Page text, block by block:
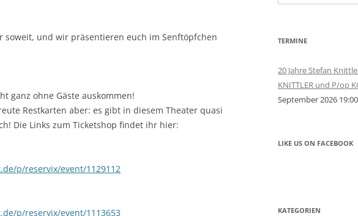
soweit, und wir präsentieren euch im Senftöpfchen
ganz ohne Gäste auskommen!
Restkarten aber: es gibt in diesem Theater quasi
Die Links zum Ticketshop findet ihr hier:
p/reservix/event/1129112
p/reservix/event/1113653
nach:
TERMINE
20 Jahre Stefan
KNITTLER und P/op
September 2026 19:00
LIKE US ON FACEBOOK
KATEGORIEN